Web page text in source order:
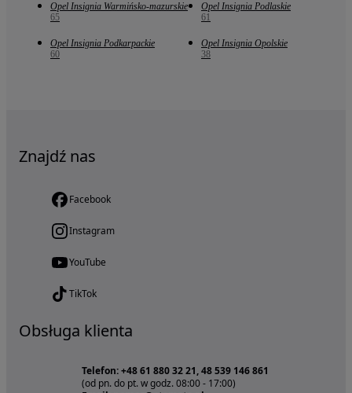
Opel Insignia Warmińsko-mazurskie
65
Opel Insignia Podlaskie
61
Opel Insignia Podkarpackie
60
Opel Insignia Opolskie
38
Znajdź nas
Facebook
Instagram
YouTube
TikTok
Obsługa klienta
Telefon: +48 61 880 32 21, 48 539 146 861
(od pn. do pt. w godz. 08:00 - 17:00)